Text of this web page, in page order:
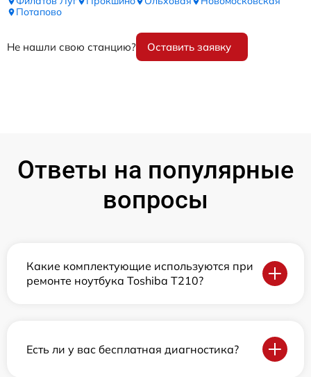
Потапово
Не нашли свою станцию? Оставить заявку
Ответы на популярные
вопросы
Какие комплектующие используются при
ремонте ноутбука Toshiba T210?
Есть ли у вас бесплатная диагностика?